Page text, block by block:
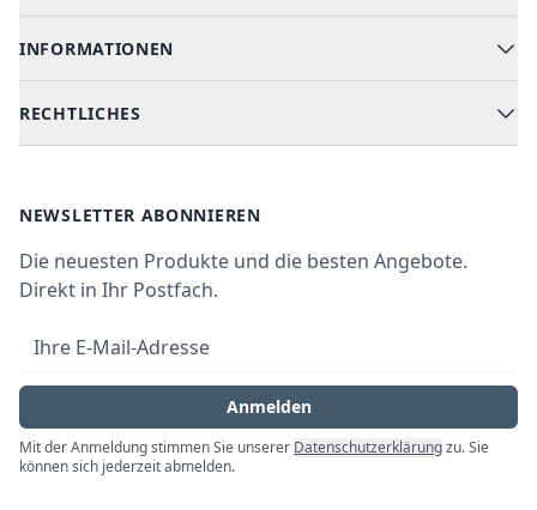
Kühlen & Gefrieren
Hilfe & FAQ
INFORMATIONEN
Über uns
RECHTLICHES
Datenschutz
Widerrufsrecht
Impressum
NEWSLETTER ABONNIEREN
Die neuesten Produkte und die besten Angebote.
Direkt in Ihr Postfach.
E-Mail-Adresse
Anmelden
Mit der Anmeldung stimmen Sie unserer Datenschutzerklärungzu. Sie
können sich jederzeit abmelden.